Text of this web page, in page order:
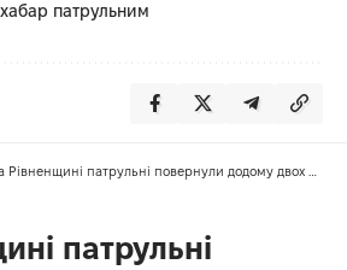
хабар патрульним
патрульні повернули додому двох пенсіонерів, які опинилися в безпорадному стані
патрульні